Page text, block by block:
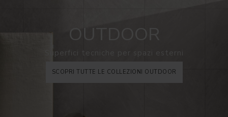
OUTDOOR
Superfici tecniche per spazi esterni
SCOPRI TUTTE LE COLLEZIONI OUTDOOR